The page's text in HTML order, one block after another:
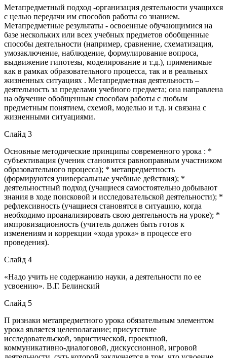
Метапредметный подход -организация деятельности учащихся
с целью передачи им способов работы со знанием.
Метапредметные результаты - освоенные обучающимися на
базе нескольких или всех учебных предметов обобщенные
способы деятельности (например, сравнение, схематизация,
умозаключение, наблюдение, формулирование вопроса,
выдвижение гипотезы, моделирование и т.д.), применимые
как в рамках образовательного процесса, так и в реальных
жизненных ситуациях . Метапредметная деятельность –
деятельность за пределами учебного предмета; она направлена
на обучение обобщенным способам работы с любым
предметным понятием, схемой, моделью и т.д. и связана с
жизненными ситуациями.
Слайд 3
Основные методические принципы современного урока : *
субъективация (ученик становится равноправным участником
образовательного процесса); * метапредметность
(формируются универсальные учебные действия); *
деятельностный подход (учащиеся самостоятельно добывают
знания в ходе поисковой и исследовательской деятельности); *
рефлексивность (учащиеся становятся в ситуацию, когда
необходимо проанализировать свою деятельность на уроке); *
импровизационность (учитель должен быть готов к
изменениям и коррекции «хода урока» в процессе его
проведения).
Слайд 4
«Надо учить не содержанию науки, а деятельности по ее
усвоению». В.Г. Белинский
Слайд 5
П ризнаки метапредметного урока обязательным элементом
урока является целеполагание; присутствие
исследовательской, эвристической, проектной,
коммуникативно-диалоговой, дискуссионной, игровой